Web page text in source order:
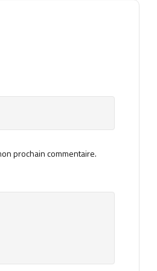
prochain commentaire.